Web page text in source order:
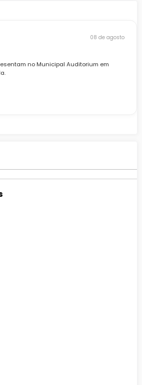
08 de agosto
no Municipal Auditorium em